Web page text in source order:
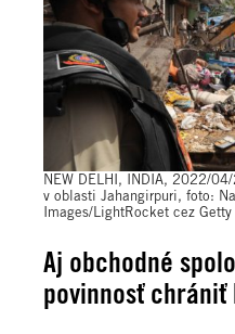
NEW DELHI, INDIA, 2022/
v oblasti Jahangirpuri, foto:
Images/LightRocket cez
Aj obchodné
povinnosť chrániť